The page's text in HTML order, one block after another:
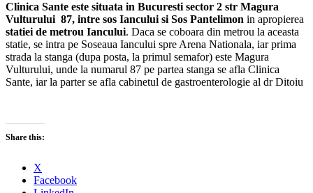
Clinica Sante este situata in Bucuresti sector 2 str Magura
Vulturului 87, intre sos Iancului si Sos Pantelimon in apropierea
statiei de metrou Iancului. Daca se coboara din metrou la aceasta
statie, se intra pe Soseaua Iancului spre Arena Nationala, iar prima
strada la stanga (dupa posta, la primul semafor) este Magura
Vulturului, unde la numarul 87 pe partea stanga se afla Clinica
Sante, iar la parter se afla cabinetul de gastroenterologie al dr Ditoiu
Share this:
X
Facebook